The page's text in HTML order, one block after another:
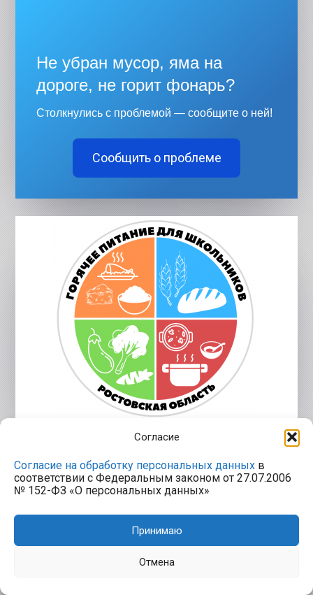
Согласие
Согласие на обработку персональных данных в
соответствии с Федеральным законом от 27.07.2006
№ 152-ФЗ «О персональных данных»
Принимаю
Отмена
Не убран мусор, яма на
дороге, не горит фонарь?
Столкнулись с проблемой — сообщите о ней!
Сообщить о проблеме